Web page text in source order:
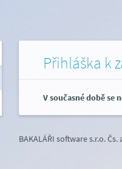
Přihláška k
V současné době se
BAKALÁŘI software s.r.o.Čs.